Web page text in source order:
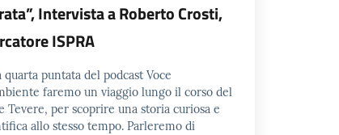
Intervista a Roberto Crosti,
ISPRA
quarta puntata del podcast Voce
faremo un viaggio lungo il corso del
Tevere, per scoprire una storia curiosa e
allo stesso tempo. Parleremo di